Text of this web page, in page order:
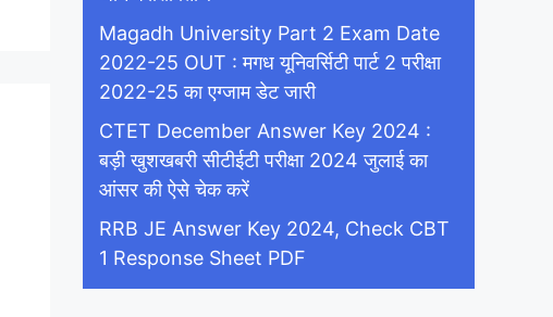
Magadh University Part 2 Exam Date
2022-25 OUT : मगध यूनिवर्सिटी पार्ट 2 परीक्षा
2022-25 का एग्जाम डेट जारी
CTET December Answer Key 2024 :
बड़ी खुशखबरी सीटीईटी परीक्षा 2024 जुलाई का
आंसर की ऐसे चेक करें
RRB JE Answer Key 2024, Check CBT
1 Response Sheet PDF